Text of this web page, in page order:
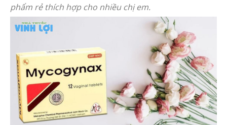
phẩm rẻ thích hợp cho nhiều chị em.